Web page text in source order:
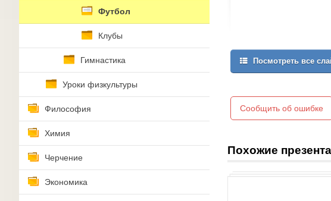
Футбол
Клубы
Гимнастика
Уроки физкультуры
Философия
Химия
Черчение
Экономика
Посмотреть все
Сообщить об ошибке
Похожие